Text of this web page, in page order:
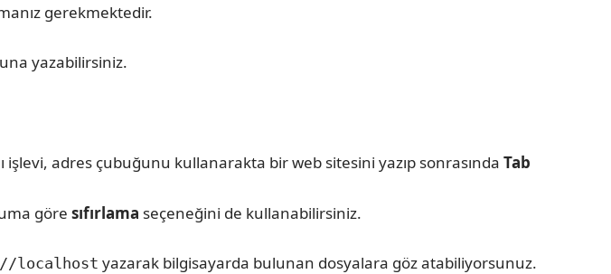
gerekmektedir.
yazabilirsiniz.
adres çubuğunu kullanarakta bir web sitesini yazıp sonrasında Tab
göre sıfırlama seçeneğini de kullanabilirsiniz.
localhost yazarak bilgisayarda bulunan dosyalara göz atabiliyorsunuz.